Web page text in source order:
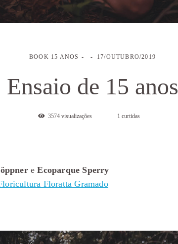
BOOK 15 ANOS 17/OUTUBRO/2019
Ensaio de 15 anos
3574visualizações 1 curtidas
eEcoparque Sperry
Floratta Gramado